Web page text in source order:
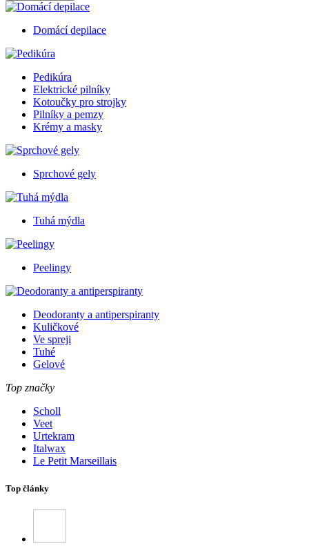
Domácí depilace
Pedikúra
Elektrické pilníky
Kotoučky pro strojky
Pilníky a pemzy
Krémy a masky
Sprchové gely
Tuhá mýdla
Peelingy
Deodoranty a antiperspiranty
Kuličkové
Ve spreji
Tuhé
Gelové
Top značky
Scholl
Veet
Urtekram
Italwax
Le Petit Marseillais
Top články